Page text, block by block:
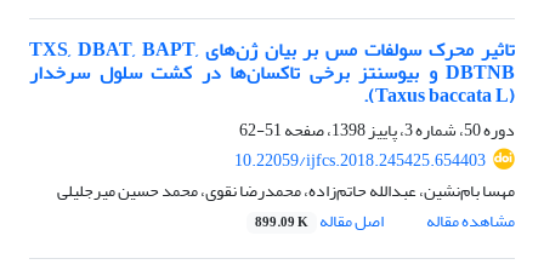
تاثیر محرک سولفات مس بر بیان ژن‌های TXS, DBAT, BAPT,
DBTNB و بیوسنتز برخی تاکسان‌ها در کشت سلول سرخدار
(Taxus baccata L).
دوره 50، شماره 3، پاییز 1398، صفحه
51-62
10.22059/ijfcs.2018.245425.654403
مهسا بام‌نشین، عبدالله حاتم‌زاده، محمدرضا نقوی، محمد حسین میرجلیلی
مشاهده مقاله
اصل مقاله 899.09 K